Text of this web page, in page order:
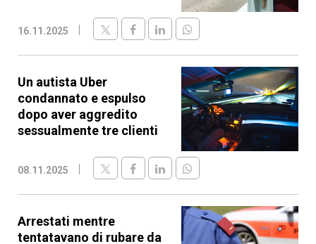
16.11.2025
Un autista Uber
condannato e espulso
dopo aver aggredito
sessualmente tre clienti
08.11.2025
Arrestati mentre
tentatavano di rubare da